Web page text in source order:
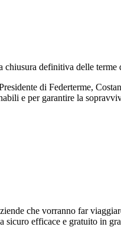
definitiva delle
di Federterme,
e per garantire la
che vorranno far
efficace e gratuito in